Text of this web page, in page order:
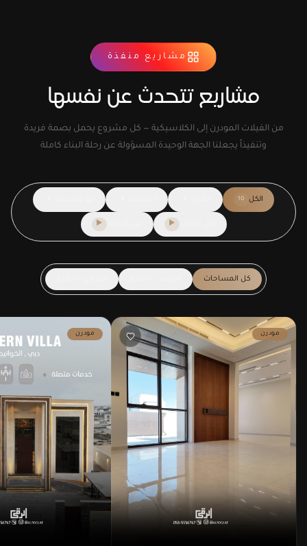
مشاريع منفذة
مشاريع تتحدث عن نفسها
من الفيلات المودرن إلى الكلاسيكية — كل مشروع يحمل بصمة فريدة
وتنفيذاً يجعلنا الجهة الوحيدة المسؤولة عن رحلة البناء كاملة
الكل 10
▶
▶
كل المساحات
مودرن مودرن